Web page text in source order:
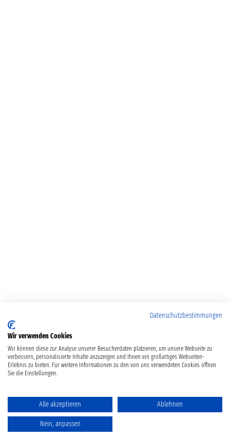
Datenschutzbestimmungen
Wir verwenden Cookies
Wir können diese zur Analyse unserer Besucherdaten platzieren, um unsere Webseite zu
verbessern, personalisierte Inhalte anzuzeigen und Ihnen ein großartiges Webseiten-
Erlebnis zu bieten. Für weitere Informationen zu den von uns verwendeten Cookies öffnen
Sie die Einstellungen.
Alle akzeptieren Ablehnen
Nein, anpassen